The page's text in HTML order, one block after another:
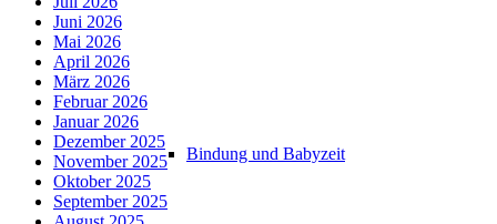
Bindung und Babyzeit
Juni 2026
Mai 2026
April 2026
März 2026
Februar 2026
Januar 2026
Dezember 2025
November 2025
Oktober 2025
September 2025